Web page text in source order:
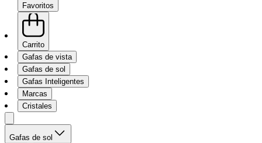
Favoritos
Carrito
Gafas de vista
Gafas de sol
Gafas Inteligentes
Marcas
Cristales
Gafas de sol